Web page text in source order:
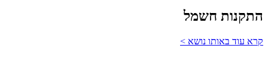
התקנות חשמל
קרא עוד באותו נושא >